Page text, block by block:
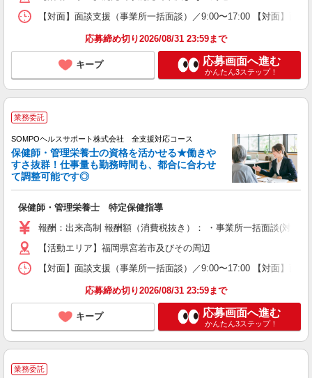
【対面】面談支援（事業所一括面談）／9:00〜17:00 【対面】面
応募締め切り2026/08/31 23:59まで
キープ 応募画面へ進む
かんたん3ステップ！
業務委託
SOMPOヘルスサポート株式会社 全支援対応コース
保健師・管理栄養士の資格を活かせる★働きや
すさ抜群！仕事量も勤務時間も、都合に合わせ
て調整可能です◎
保健師・管理栄養士 特定保健指導
報酬：出来高制 報酬額（消費税抜き）： ・事業所一括面談(対
【活動エリア】福岡県宮若市及びその周辺
【対面】面談支援（事業所一括面談）／9:00〜17:00 【対面】面
応募締め切り2026/08/31 23:59まで
キープ 応募画面へ進む
かんたん3ステップ！
業務委託